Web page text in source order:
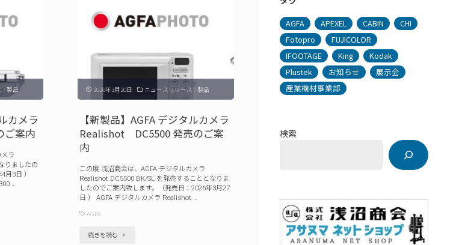
/製品
カメラ
ご案内
ラ
りましたの
月3日 ）
…
2026年3月20日 ニュースリリース /製品
【新製品】AGFA デジタルカメラ
Realishot DC5500 発売のご案
内
この度 浅沼商会は、AGFA デジタルカメラ
Realishot DC5500 BK/SL を発売することとなりま
したのでご案内致します。（発売日：2026年3月27
日 ） AGFA デジタルカメラ Realishot …
AGFA
続きを読む "【新
AGFA APEXEL CABIN
CHI
Fotopro
FUJICOLOR
IFOOTAGE
King
Kodak
Plustek
お知らせ
展示会
産業機材事業部
検索